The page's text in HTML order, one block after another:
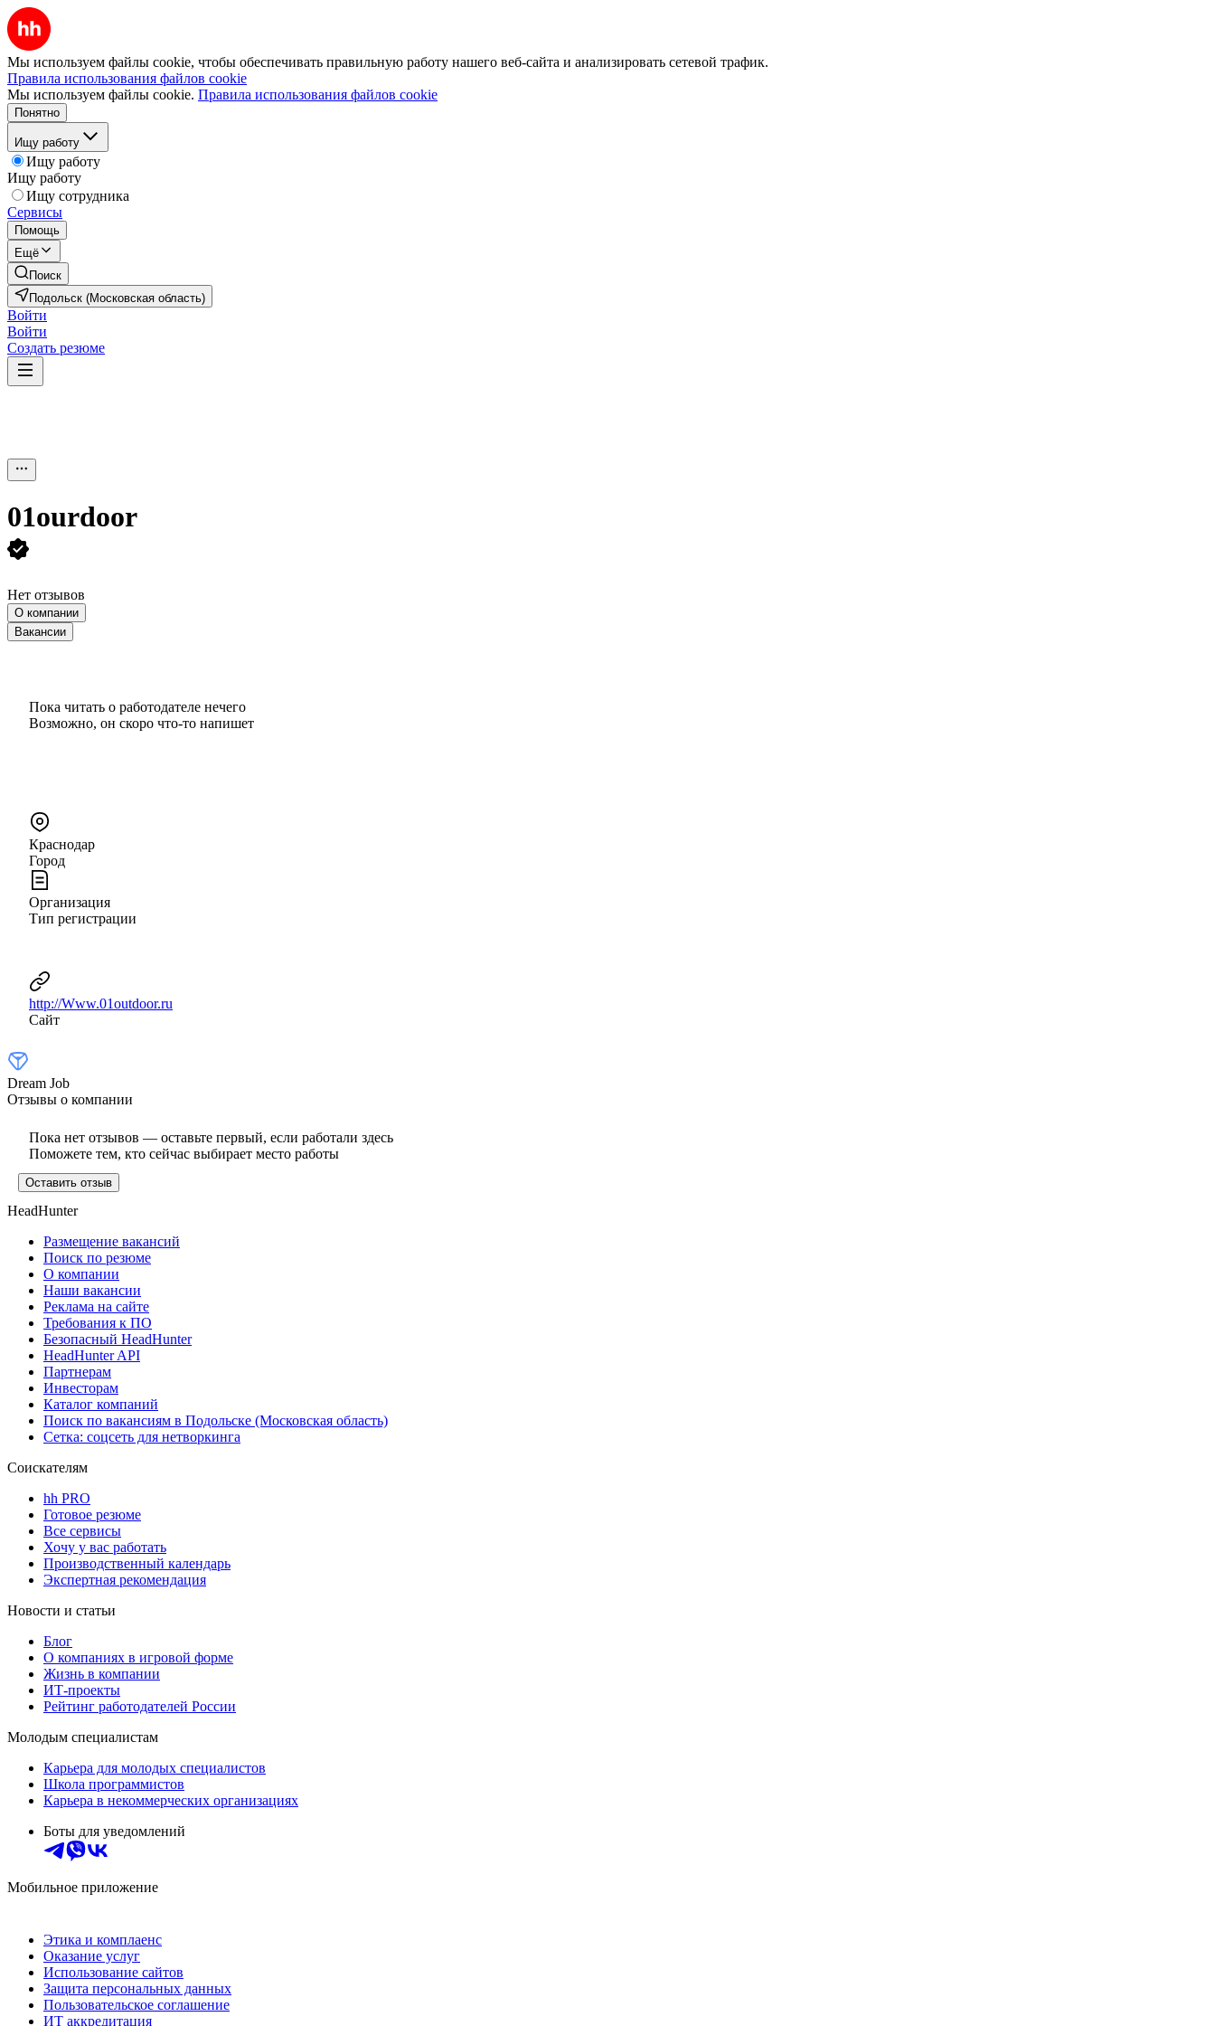
Мы используем файлы cookie, чтобы обеспечивать правильную работу нашего веб-сайта и анализировать сетевой трафик.
Правила использования файлов cookie
Мы используем файлы cookie. Правила использования файлов cookie
Понятно
Ищу работу
Ищу работу
Ищу работу
Ищу сотрудника
Сервисы
Помощь
Ещё
Поиск
Подольск (Московская область)
Войти
Войти
Создать резюме
01ourdoor
Нет отзывов
О компании
Вакансии
Пока читать о работодателе нечего
Возможно, он скоро что‑то напишет
Краснодар
Город
Организация
Тип регистрации
http://Www.01outdoor.ru
Сайт
Dream Job
Отзывы о компании
Пока нет отзывов — оставьте первый, если работали здесь
Поможете тем, кто сейчас выбирает место работы
Оставить отзыв
HeadHunter
Размещение вакансий
Поиск по резюме
О компании
Наши вакансии
Реклама на сайте
Требования к ПО
Безопасный HeadHunter
HeadHunter API
Партнерам
Инвесторам
Каталог компаний
Поиск по вакансиям в Подольске (Московская область)
Сетка: соцсеть для нетворкинга
Соискателям
hh PRO
Готовое резюме
Все сервисы
Хочу у вас работать
Производственный календарь
Экспертная рекомендация
Новости и статьи
Блог
О компаниях в игровой форме
Жизнь в компании
ИТ-проекты
Рейтинг работодателей России
Молодым специалистам
Карьера для молодых специалистов
Школа программистов
Карьера в некоммерческих организациях
Боты для уведомлений
Мобильное приложение
Этика и комплаенс
Оказание услуг
Использование сайтов
Защита персональных данных
Пользовательское соглашение
ИТ аккредитация